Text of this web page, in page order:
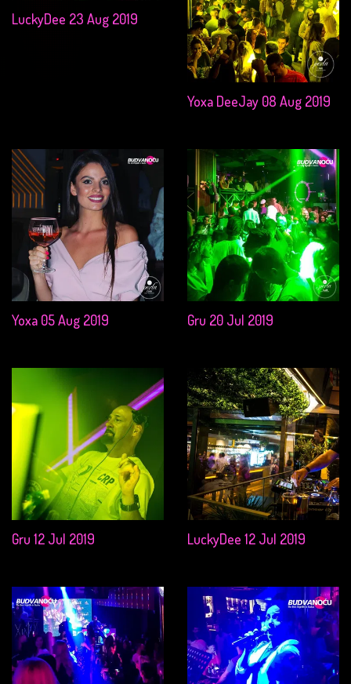
LuckyDee 23 Aug 2019
Yoxa DeeJay 08 Aug 2019
Yoxa 05 Aug 2019 Gru 20 Jul 2019
Gru 12 Jul 2019 LuckyDee 12 Jul 2019